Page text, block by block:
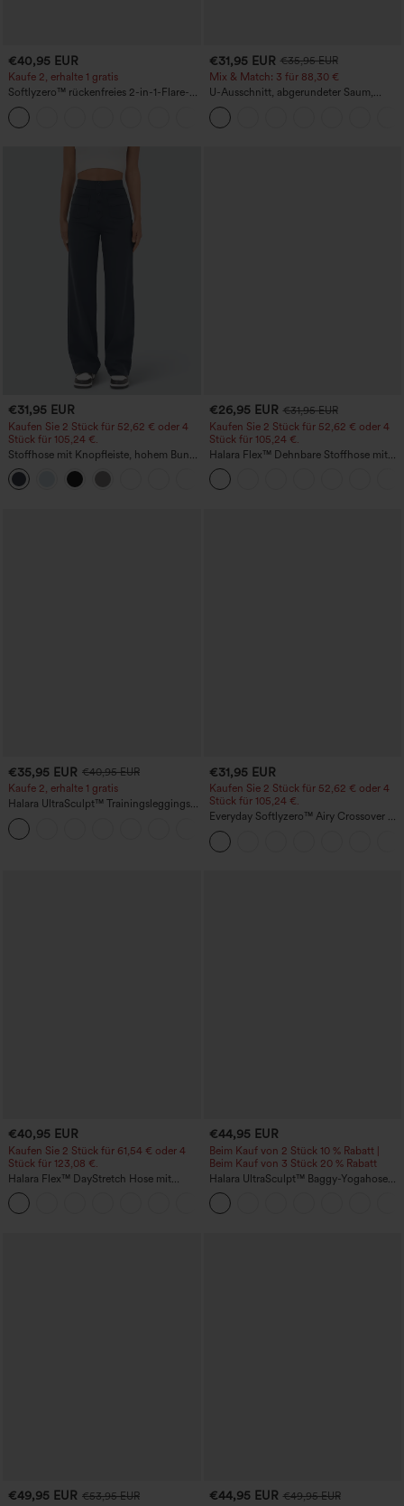
€40,95 EUR
Kaufe 2, erhalte 1 gratis
Softlyzero™ rückenfreies 2-in-1-Flare-
Trainingskleid – Wannabe – Easy Peezy
€31,95 EUR €35,95 EUR
Mix & Match: 3 für 88,30 €
U-Ausschnitt, abgerundeter Saum,
InstantCool Yoga-Trägertop – UPF50+
€31,95 EUR
Kaufen Sie 2 Stück für 52,62 € oder 4
Stück für 105,24 €.
Stoffhose mit Knopfleiste, hohem Bund,
mehreren Taschen und geradem Bein
€26,95 EUR €31,95 EUR
Kaufen Sie 2 Stück für 52,62 € oder 4
Stück für 105,24 €.
Halara Flex™ Dehnbare Stoffhose mit
hohem Bund, Waffelmuster,
Seitentaschen und weitem Bein
€35,95 EUR €40,95 EUR
Kaufe 2, erhalte 1 gratis
Halara UltraSculpt™ Trainingsleggings
mit hohem Bund – raffende Push-up-
Po-Form, Bauchkontrolle, Taschen und
formende Passform
€31,95 EUR
Kaufen Sie 2 Stück für 52,62 € oder 4
Stück für 105,24 €.
Everyday Softlyzero™ Airy Crossover 2-
in-1-Mini-Tennisrock mit Seitentaschen-
Lucid-UPF50+
€40,95 EUR
Kaufen Sie 2 Stück für 61,54 € oder 4
Stück für 123,08 €.
Halara Flex™ DayStretch Hose mit
mittlerer Bundhöhe, seitlicher
Reißverschlusstasche und
Work‑Flare‑Schnitt
€44,95 EUR
Beim Kauf von 2 Stück 10 % Rabatt |
Beim Kauf von 3 Stück 20 % Rabatt
Halara UltraSculpt™ Baggy-Yogahose
mit hohem Bund, Bauchkontrolle,
Color-Block-Streifen und Taschen
€49,95 EUR €53,95 EUR
€44,95 EUR €49,95 EUR